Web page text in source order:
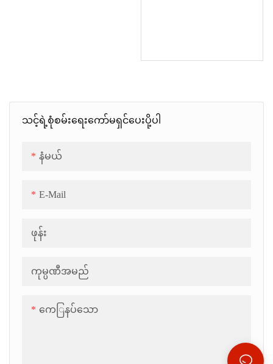
သင့်ရဲ့စုံစမ်းရေးကော်မရှင်ပေးပို့ပါ
နံမယ်
E-Mail
ဖုန်း
ကုမ္ပဏီအမည်
ကေြနပ်သော